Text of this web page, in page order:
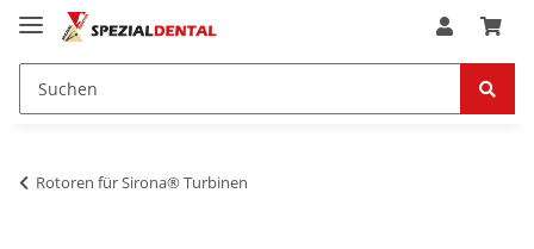
Rotoren für Sirona® Turbinen